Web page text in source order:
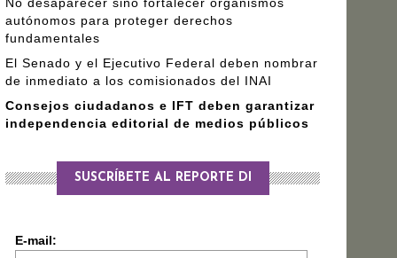
autónomos para proteger derechos
fundamentales
El Senado y el Ejecutivo Federal deben nombrar
de inmediato a los comisionados del INAI
Consejos ciudadanos e IFT deben garantizar
independencia editorial de medios públicos
SUSCRÍBETE AL REPORTE DI
E-mail: